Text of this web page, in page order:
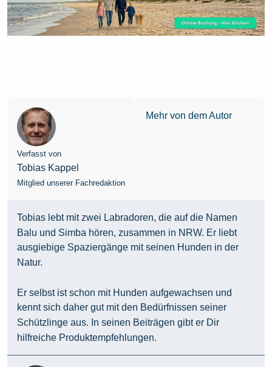
Verfasst von
Tobias Kappel
Mitglied unserer Fachredaktion
Mehr von dem Autor
Tobias lebt mit zwei Labradoren, die auf die Namen
Balu und Simba hören, zusammen in NRW. Er liebt
ausgiebige Spaziergänge mit seinen Hunden in der
Natur.
Er selbst ist schon mit Hunden aufgewachsen und
kennt sich daher gut mit den Bedürfnissen seiner
Schützlinge aus. In seinen Beiträgen gibt er Dir
hilfreiche Produktempfehlungen.